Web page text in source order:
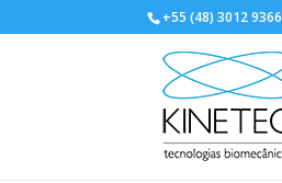
+55 (48) 3012 9366